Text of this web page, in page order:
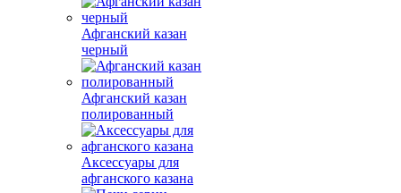
Афганский казан
черный
Афганский казан
полированный
Аксессуары для
афганского казана